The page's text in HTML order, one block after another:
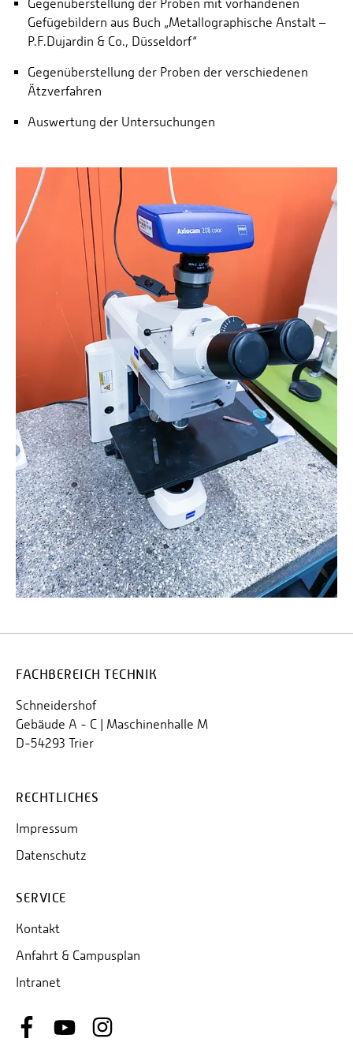
Gegenüberstellung der Proben mit vorhandenen
Gefügebildern aus Buch „Metallographische Anstalt –
P.F.Dujardin & Co., Düsseldorf“
Gegenüberstellung der Proben der verschiedenen
Ätzverfahren
Auswertung der Untersuchungen
FACHBEREICH TECHNIK
Schneidershof
Gebäude A - C | Maschinenhalle M
D-54293 Trier
RECHTLICHES
Impressum
Datenschutz
SERVICE
Kontakt
Anfahrt & Campusplan
Intranet